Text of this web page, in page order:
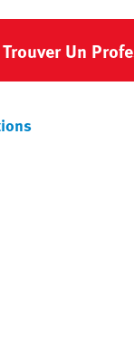
Trouver Un